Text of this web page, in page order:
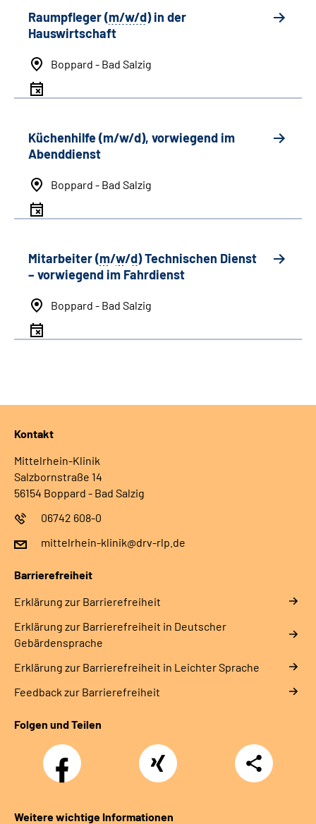
Raumpfleger (m/w/d) in der
Hauswirtschaft
Boppard - Bad Salzig
Küchenhilfe (m/w/d), vorwiegend im
Abenddienst
Boppard - Bad Salzig
Mitarbeiter (m/w/d) Technischen Dienst
– vorwiegend im Fahrdienst
Boppard - Bad Salzig
Kontakt
Mittelrhein-Klinik
Salzbornstraße 14
56154 Boppard - Bad Salzig
06742 608-0
mittelrhein-klinik@drv-rlp.de
Barrierefreiheit
Erklärung zur Barrierefreiheit
Erklärung zur Barrierefreiheit in Deutscher
Gebärdensprache
Erklärung zur Barrierefreiheit in Leichter Sprache
Feedback zur Barrierefreiheit
Folgen und Teilen
Facebook Xing
Teilen
Weitere wichtige Informationen